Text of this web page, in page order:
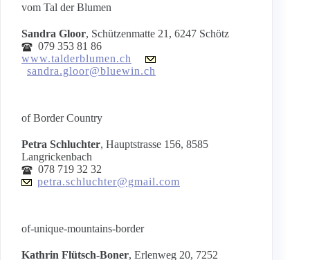
vom Tal der Blumen
Sandra Gloor, Schützenmatte 21, 6247 Schötz
079 353 81 86
www.talderblumen.ch
sandra.gloor@bluewin.ch
of Border Country
Petra Schluchter, Hauptstrasse 156, 8585
Langrickenbach
078 719 32 32
petra.schluchter@gmail.com
of-unique-mountains-border
Kathrin Flütsch-Boner, Erlenweg 20, 7252